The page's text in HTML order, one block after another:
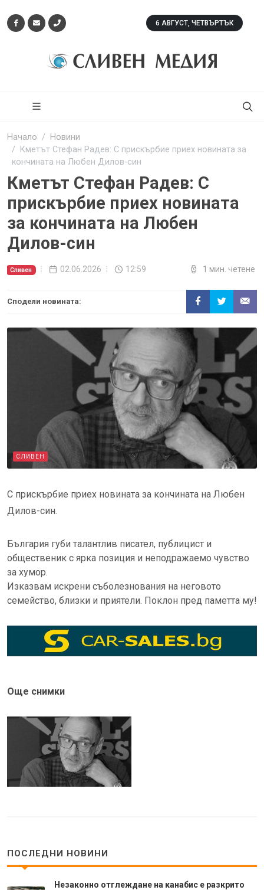
6 АВГУСТ, ЧЕТВЪРТЪК
Начало
Новини
Кметът Стефан Радев: С прискърбие приех новината за
кончината на Любен Дилов-син
Кметът Стефан Радев: С
прискърбие приех новината
за кончината на Любен
Дилов-син
Сливен 02.06.2026 12:59 1 мин. четене
Сподели новината:
СЛИВЕН
С прискърбие приех новината за кончината на Любен
Дилов-син.
България губи талантлив писател, публицист и
общественик с ярка позиция и неподражаемо чувство
за хумор.
Изказвам искрени съболезнования на неговото
семейство, близки и приятели. Поклон пред паметта му!
Още снимки
ПОСЛЕДНИ НОВИНИ
Незаконно отглеждане на канабис е разкрито